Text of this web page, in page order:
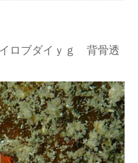
ロブダイｙｇ 背骨透